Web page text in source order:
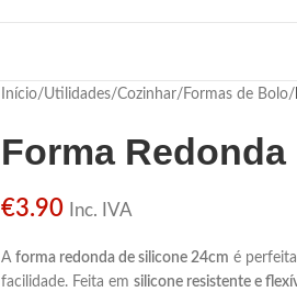
Início/Utilidades/Cozinhar/ Formas de Bolo/
Forma
€3.90 Inc. IVA
A forma redonda de silicone 24cm é
facilidade. Feita em silicone resistente e